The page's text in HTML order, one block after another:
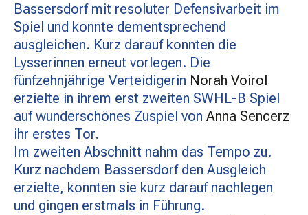
Bassersdorf mit resoluter Defensivarbeit im
Spiel und konnte dementsprechend
ausgleichen. Kurz darauf konnten die
Lysserinnen erneut vorlegen. Die
fünfzehnjährige Verteidigerin Norah Voirol
erzielte in ihrem erst zweiten SWHL-B Spiel
auf wunderschönes Zuspiel von Anna Sencerz
ihr erstes Tor.
Im zweiten Abschnitt nahm das Tempo zu.
Kurz nachdem Bassersdorf den Ausgleich
erzielte, konnten sie kurz darauf nachlegen
und gingen erstmals in Führung.